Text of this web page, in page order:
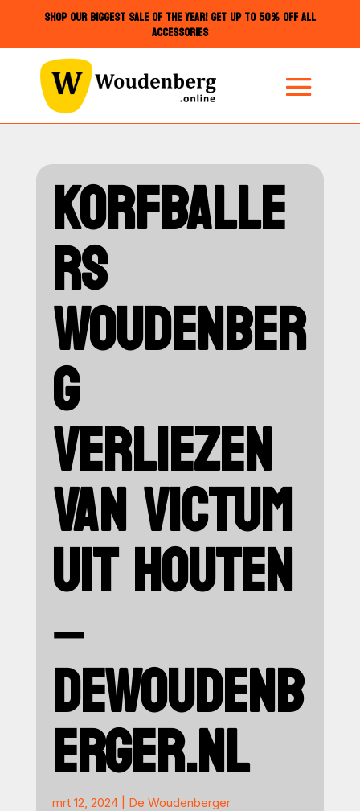
SHOP OUR BIGGEST SALE OF THE YEAR! GET UP TO 50% OFF ALL
ACCESSORIES
KORFBALLE
RS
WOUDENBER
G
VERLIEZEN
VAN VICTUM
UIT HOUTEN
–
DEWOUDENB
ERGER.NL
mrt 12, 2024| De Woudenberger